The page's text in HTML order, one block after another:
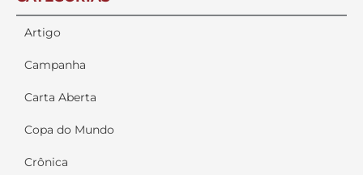
Artigo
Campanha
Carta Aberta
Copa do Mundo
Crônica